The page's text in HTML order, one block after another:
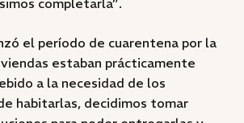
completarla”.
el período de cuarentena por la
estaban prácticamente
a la necesidad de los
habitarlas, decidimos tomar